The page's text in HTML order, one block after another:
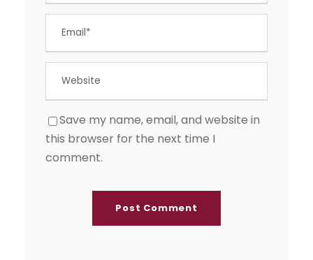
Save my name, email, and website in
this browser for the next time I
comment.